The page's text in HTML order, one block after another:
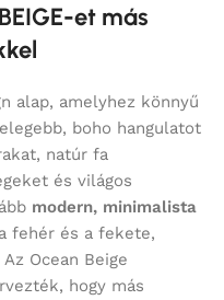
et más
alap, amelyhez könnyű
boho hangulatot
natúr fa
és világos
modern, minimalista
fehér és a fekete,
Ocean Beige
hogy más